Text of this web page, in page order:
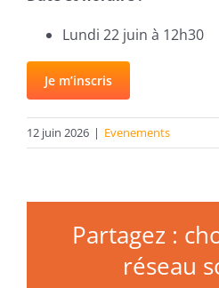
Lundi 22 juin à 12h30
Je m’inscris
12 juin 2026 | Evenements
Partagez :
réseau